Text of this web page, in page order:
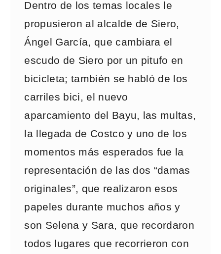
Dentro de los temas locales le
propusieron al alcalde de Siero,
Ángel García, que cambiara el
escudo de Siero por un pitufo en
bicicleta; también se habló de los
carriles bici, el nuevo
aparcamiento del Bayu, las multas,
la llegada de Costco y uno de los
momentos más esperados fue la
representación de las dos “damas
originales”, que realizaron esos
papeles durante muchos años y
son Selena y Sara, que recordaron
todos lugares que recorrieron con